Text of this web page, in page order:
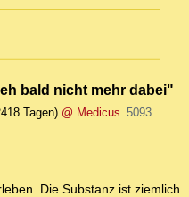
bald nicht mehr dabei"
Tagen) @ Medicus 5093
Die Substanz ist ziemlich